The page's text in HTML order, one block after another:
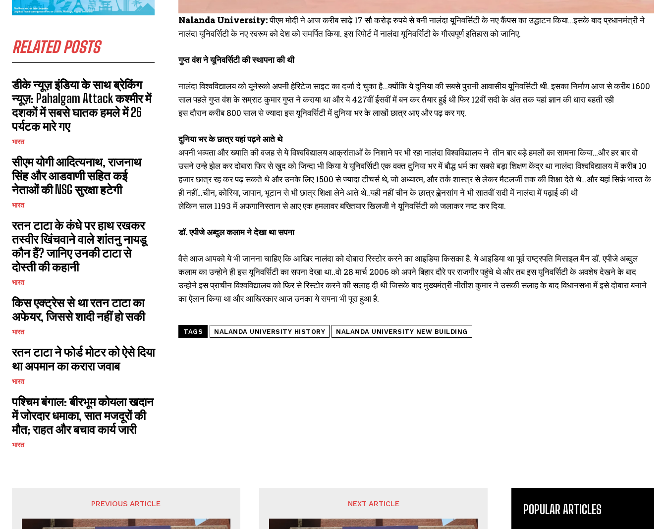
RELATED POSTS
डीके न्यूज़ इंडिया के साथ ब्रेकिंग
न्यूज़: Pahalgam Attack कश्मीर में
दशकों में सबसे घातक हमले में 26
पर्यटक मारे गए
भारत
सीएम योगी आदित्यनाथ, राजनाथ
सिंह और आडवाणी सहित कई
नेताओं की NSG सुरक्षा हटेगी
भारत
रतन टाटा के कंधे पर हाथ रखकर
तस्वीर खिंचवाने वाले शांतनु नायडू
कौन हैं? जानिए उनकी टाटा से
दोस्ती की कहानी
भारत
किस एक्ट्रेस से था रतन टाटा का
अफेयर, जिससे शादी नहीं हो सकी
भारत
रतन टाटा ने फोर्ड मोटर को ऐसे दिया
था अपमान का करारा जवाब
भारत
पश्चिम बंगाल: बीरभूम कोयला खदान
में जोरदार धमाका, सात मजदूरों की
मौत; राहत और बचाव कार्य जारी
भारत
Nalanda University:पीएम मोदी ने आज करीब साढ़े 17 सौ करोड़़ रुपये से बनी नालंदा यूनिवर्सिटी के नए कैंपस का उद्धाटन किया…इसके बाद प्रधानमंत्री ने
नालंदा यूनिवर्सिटी के नए स्वरूप को देश को समर्पित किया. इस रिपोर्ट में नालंदा यूनिवर्सिटी के गौरवपूर्ण इतिहास को जानिए.
गुप्त वंश ने यूनिवर्सिटी की स्थापना की थी
नालंदा विश्वविद्यालय को यूनेस्को अपनी हेरिटेज साइट का दर्जा दे चुका है…क्योंकि ये दुनिया की सबसे पुरानी आवासीय यूनिवर्सिटी थी. इसका निर्माण आज से करीब 1600
साल पहले गुप्त वंश के सम्राट कुमार गुप्त ने कराया था और ये 427वीं ईसवीं में बन कर तैयार हुई थी फिर 12वीं सदी के अंत तक यहां ज्ञान की धारा बहती रही
इस दौरान करीब 800 साल से ज्यादा इस यूनिवर्सिटी में दुनिया भर के लाखों छात्र आए और पढ़ कर गए.
दुनिया भर के छात्र यहां पढ़ने आते थे
अपनी भव्यता और ख्याति की वजह से ये विश्वविद्यालय आक्रांताओं के निशाने पर भी रहा नालंदा विश्वविद्यालय ने तीन बार बड़े हमलों का सामना किया…और हर बार वो
उसने उन्हे झेल कर दोबारा फिर से खुद को जिन्दा भी किया ये यूनिवर्सिटी एक वक्त दुनिया भर में बौद्ध धर्म का सबसे बड़ा शिक्षण केंद्र था नालंदा विश्वविद्यालय में करीब 10
हजार छात्र रह कर पढ़ सकते थे और उनके लिए 1500 से ज्यादा टीचर्स थे, जो अध्यात्म, और तर्क शास्त्र से लेकर मैटलर्जी तक की शिक्षा देते थे…और यहां सिर्फ़ भारत के
ही नहीं…चीन, कोरिया, जापान, भूटान से भी छात्र शिक्षा लेने आते थे..यही नहीं चीन के छात्र ह्वेनसांग ने भी सातवीं सदी में नालंदा में पढ़ाई की थी
लेकिन साल 1193 में अफगानिस्तान से आए एक हमलावर बख्तियार खिलजी ने यूनिवर्सिटी को जलाकर नष्ट कर दिया.
डॉ. एपीजे अब्दुल कलाम ने देखा था सपना
वैसे आज आपको ये भी जानना चाहिए कि आखिर नालंदा को दोबारा रिस्टोर करने का आइडिया किसका है. ये आइडिया था पूर्व राष्ट्रपति मिसाइल मैन डॉ. एपीजे अब्दुल
कलाम का उन्होने ही इस यूनिवर्सिटी का सपना देखा था..वो 28 मार्च 2006 को अपने बिहार दौरे पर राजगीर पहुंचे थे और तब इस यूनिवर्सिटी के अवशेष देखने के बाद
उन्होने इस प्राचीन विश्वविद्यालय को फिर से रिस्टोर करने की सलाह दी थी जिसके बाद मुख्यमंत्री नीतीश कुमार ने उसकी सलाह के बाद विधानसभा में इसे दोबारा बनाने
का ऐलान किया था और आखिरकार आज उनका ये सपना भी पूरा हुआ है.
TAGS NALANDA UNIVERSITY HISTORY NALANDA UNIVERSITY NEW BUILDING
PREVIOUS ARTICLE NEXT ARTICLE POPULAR ARTICLES